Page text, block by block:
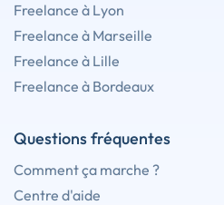
Freelance à Lyon
Freelance à Marseille
Freelance à Lille
Freelance à Bordeaux
Questions fréquentes
Comment ça marche ?
Centre d'aide